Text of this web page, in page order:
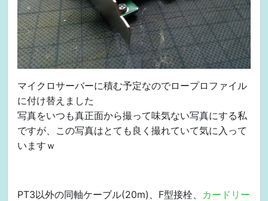
マイクロサーバーに積む予定なのでロープロファイル
に付け替えました
写真をいつも真正面から撮って味気ない写真にする私
ですが、この写真はとても良く撮れていて気に入って
いますｗ
PT3以外の同軸ケーブル(20m)、F型接栓、 カードリー